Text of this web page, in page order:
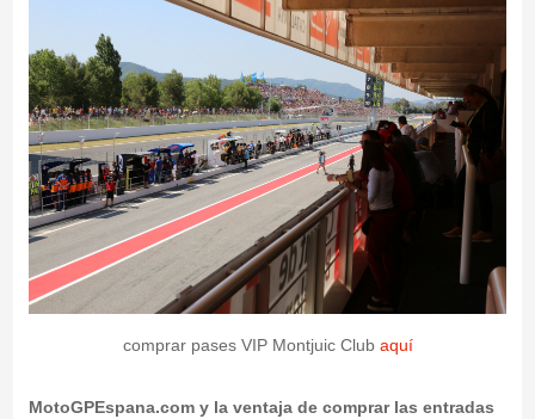
comprar pases VIP Montjuic Club aquí
MotoGPEspana.com y la ventaja de comprar las entradas